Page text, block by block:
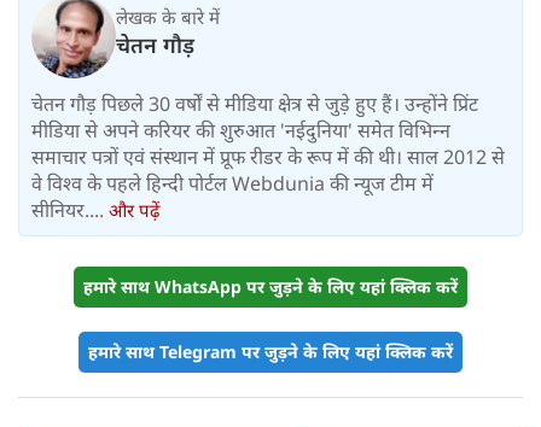
लेखक के बारे में
चेतन गौड़
चेतन गौड़ पिछले 30 वर्षों से मीडिया क्षेत्र से जुड़े हुए हैं। उन्‍होंने प्रिंट
मीडिया से अपने करियर की शुरुआत 'नईदुनिया' समेत विभिन्‍न
समाचार पत्रों एवं संस्‍थान में प्रूफ रीडर के रूप में की थी। साल 2012 से
वे विश्व के पहले हिन्दी पोर्टल Webdunia की न्यूज टीम में
सीनियर.... और पढ़ें
हमारे साथ WhatsApp पर जुड़ने के लिए यहां क्लिक करें
हमारे साथ Telegram पर जुड़ने के लिए यहां क्लिक करें